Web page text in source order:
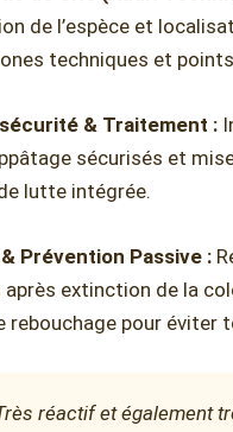
de l’espèce et
techniques et points
& Traitement :
sécurisés et
lutte intégrée.
Prévention Passive :
extinction de la
rebouchage pour éviter
réactif et également